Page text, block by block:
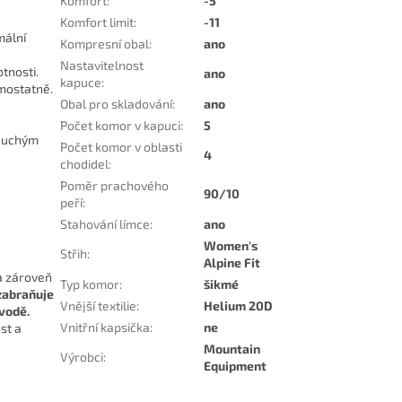
zároveň
a
Komfort limit:
-11
Kompresní obal:
ano
Nastavitelnost
kapuce:
ano
Obal pro skladování:
ano
Počet komor v kapuci:
5
Počet komor v oblasti
chodidel:
4
Poměr prachového
peří:
90/10
Stahování límce:
ano
Střih:
Women's
Alpine Fit
Typ komor:
šikmé
Vnější textilie:
Helium 20D
Vnitřní kapsička:
ne
Výrobci:
Mountain
Equipment